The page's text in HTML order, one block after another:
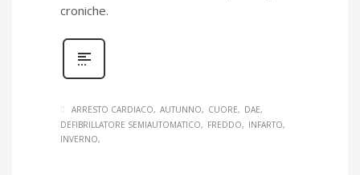
croniche.
ARRESTO CARDIACO AUTUNNO CUORE
DAE
DEFIBRILLATORE SEMIAUTOMATICO
FREDDO
INFARTO
INVERNO